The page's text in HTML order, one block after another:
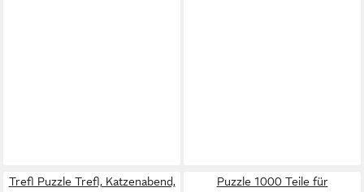
Trefl Puzzle Trefl, Katzenabend, Puzzle 1000 Teile für